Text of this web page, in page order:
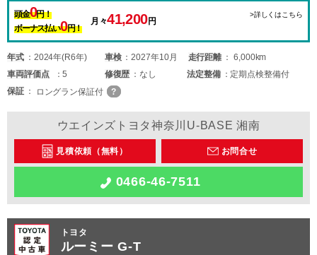
頭金0円！
ボーナス払い0円！
月々41,200円
>詳しくはこちら
年式 2024年(R6年) 車検 2027年10月 走行距離
6,000km
車両評価点 5 修復歴 なし 法定整備
定期点検整備付
保証
ロングラン保証付
ウエインズトヨタ神奈川U-BASE 湘南
見積依頼（無料） お問合せ
0466-46-7511
トヨタ
ルーミー G-T